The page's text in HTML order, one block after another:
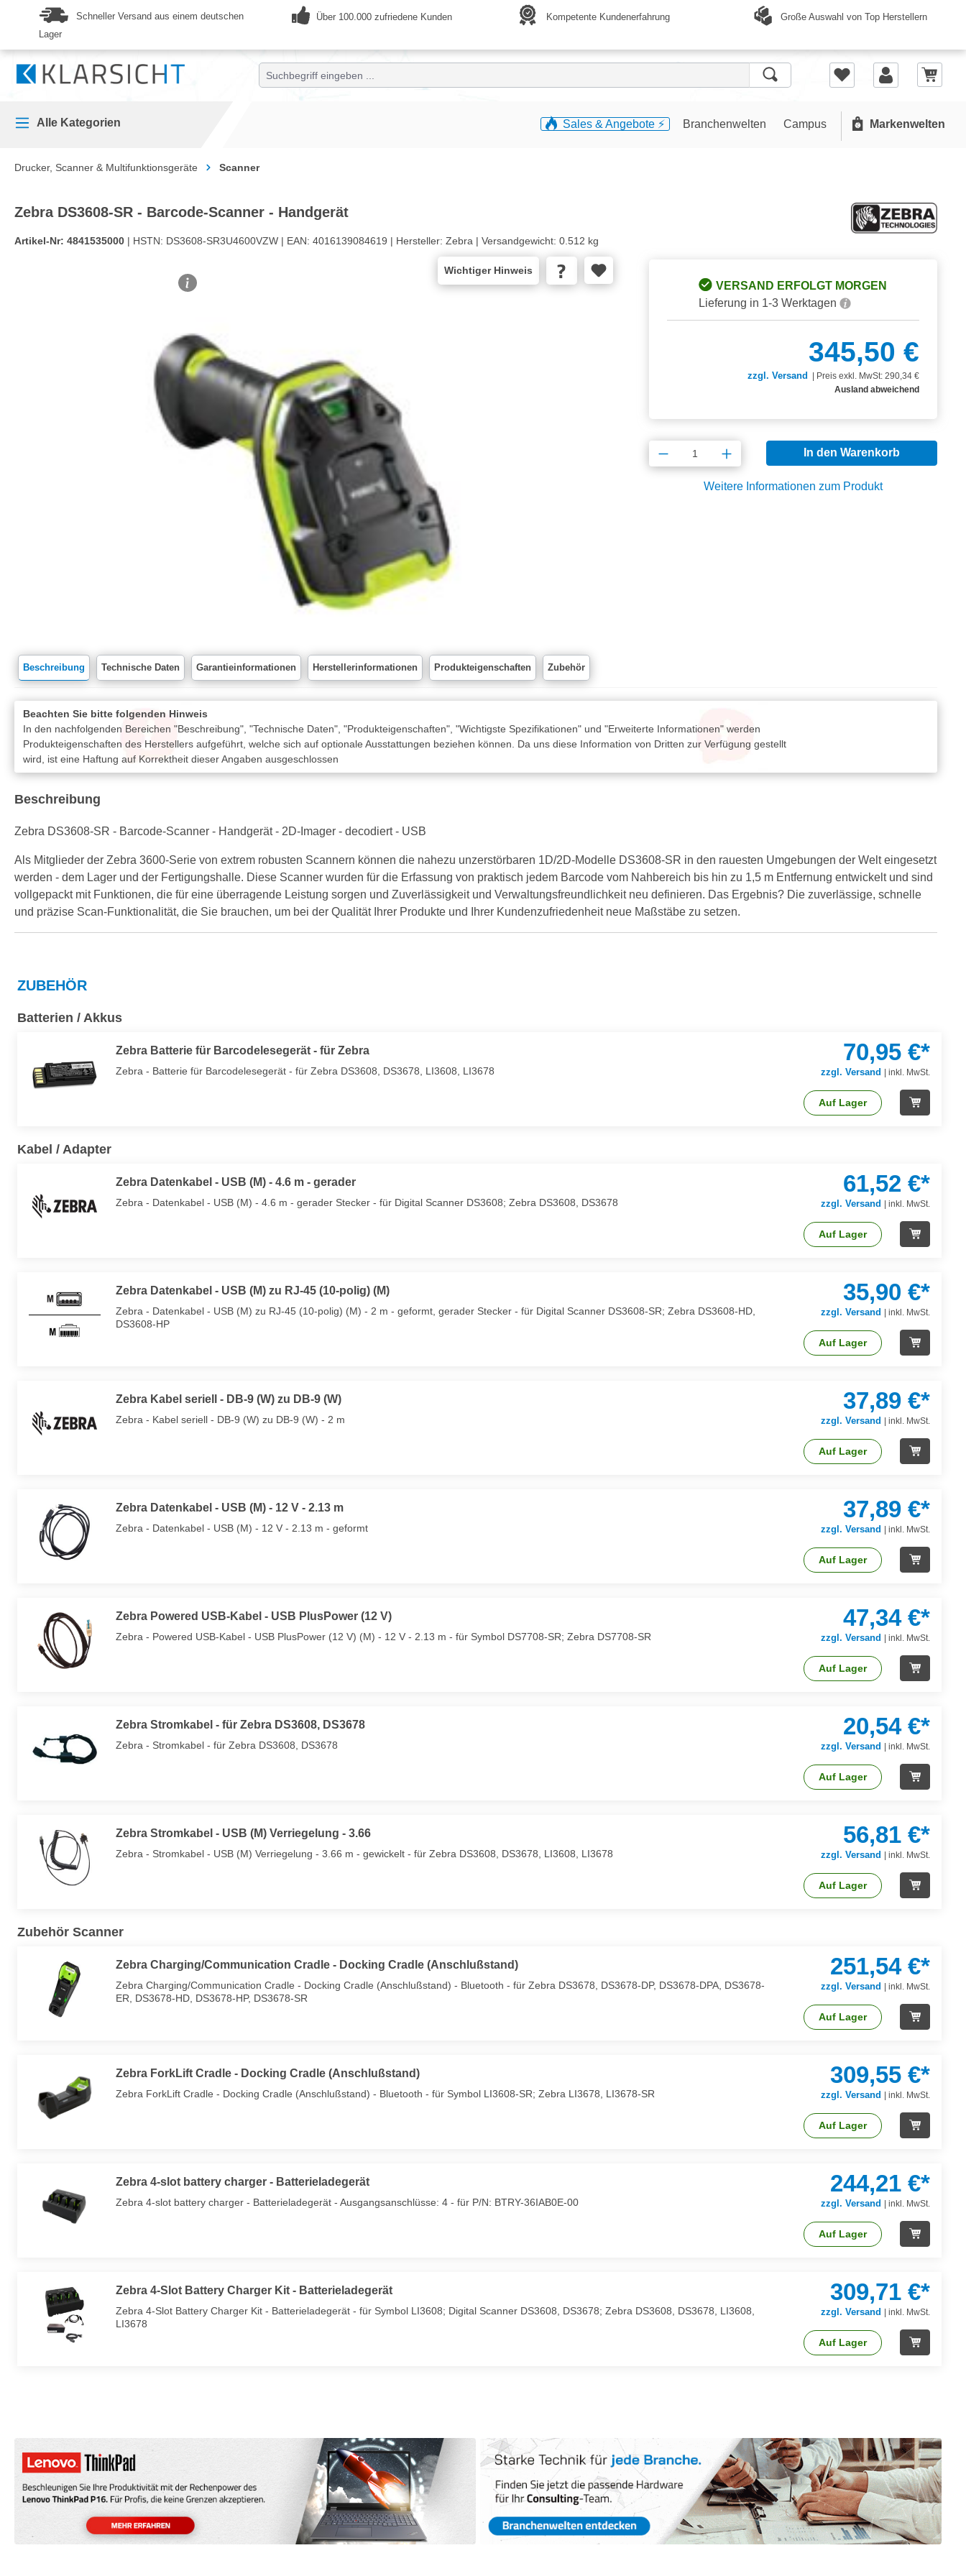
Zur Hauptnavigation springen
Schneller Versand aus einem deutschen
Lager
Über 100.000 zufriedene Kunden Kompetente Kundenerfahrung Große Auswahl von Top Herstellern
Alle Kategorien Sales & Angebote ⚡️ Branchenwelten Campus Markenwelten
Drucker, Scanner & Multifunktionsgeräte Scanner
Zebra DS3608-SR - Barcode-Scanner - Handgerät
Artikel-Nr: 4841535000 | HSTN: DS3608-SR3U4600VZW | EAN: 4016139084619 | Hersteller: Zebra | Versandgewicht: 0.512 kg
Wichtiger Hinweis
VERSAND ERFOLGT MORGEN
Lieferung in 1-3 Werktagen
345,50 €
zzgl. Versand | Preis exkl. MwSt: 290,34 €
Ausland abweichend
Produkt Anzahl: Gib den gewünschten
In den Warenkorb
Weitere Informationen zum Produkt
Beschreibung Technische Daten Garantieinformationen Herstellerinformationen Produkteigenschaften Zubehör
Beachten Sie bitte folgenden Hinweis
In den nachfolgenden Bereichen "Beschreibung", "Technische Daten", "Produkteigenschaften", "Wichtigste Spezifikationen" und "Erweiterte Informationen" werden
Produkteigenschaften des Herstellers aufgeführt, welche sich auf optionale Ausstattungen beziehen können. Da uns diese Information von Dritten zur Verfügung gestellt
wird, ist eine Haftung auf Korrektheit dieser Angaben ausgeschlossen
Beschreibung
Zebra DS3608-SR - Barcode-Scanner - Handgerät - 2D-Imager - decodiert - USB
Als Mitglieder der Zebra 3600-Serie von extrem robusten Scannern können die nahezu unzerstörbaren 1D/2D-Modelle DS3608-SR in den rauesten Umgebungen der Welt eingesetzt
werden - dem Lager und der Fertigungshalle. Diese Scanner wurden für die Erfassung von praktisch jedem Barcode vom Nahbereich bis hin zu 1,5 m Entfernung entwickelt und sind
vollgepackt mit Funktionen, die für eine überragende Leistung sorgen und Zuverlässigkeit und Verwaltungsfreundlichkeit neu definieren. Das Ergebnis? Die zuverlässige, schnelle
und präzise Scan-Funktionalität, die Sie brauchen, um bei der Qualität Ihrer Produkte und Ihrer Kundenzufriedenheit neue Maßstäbe zu setzen.
ZUBEHÖR
Batterien / Akkus
Zebra Batterie für Barcodelesegerät - für Zebra
Zebra - Batterie für Barcodelesegerät - für Zebra DS3608, DS3678, LI3608, LI3678
70,95 €*
zzgl. Versand |inkl. MwSt.
Auf Lager
Kabel / Adapter
Zebra Datenkabel - USB (M) - 4.6 m - gerader
Zebra - Datenkabel - USB (M) - 4.6 m - gerader Stecker - für Digital Scanner DS3608; Zebra DS3608, DS3678
61,52 €*
zzgl. Versand |inkl. MwSt.
Auf Lager
Zebra Datenkabel - USB (M) zu RJ-45 (10-polig) (M)
Zebra - Datenkabel - USB (M) zu RJ-45 (10-polig) (M) - 2 m - geformt, gerader Stecker - für Digital Scanner DS3608-SR; Zebra DS3608-HD,
DS3608-HP
35,90 €*
zzgl. Versand |inkl. MwSt.
Auf Lager
Zebra Kabel seriell - DB-9 (W) zu DB-9 (W)
Zebra - Kabel seriell - DB-9 (W) zu DB-9 (W) - 2 m
37,89 €*
zzgl. Versand |inkl. MwSt.
Auf Lager
Zebra Datenkabel - USB (M) - 12 V - 2.13 m
Zebra - Datenkabel - USB (M) - 12 V - 2.13 m - geformt
37,89 €*
zzgl. Versand |inkl. MwSt.
Auf Lager
Zebra Powered USB-Kabel - USB PlusPower (12 V)
Zebra - Powered USB-Kabel - USB PlusPower (12 V) (M) - 12 V - 2.13 m - für Symbol DS7708-SR; Zebra DS7708-SR
47,34 €*
zzgl. Versand |inkl. MwSt.
Auf Lager
Zebra Stromkabel - für Zebra DS3608, DS3678
Zebra - Stromkabel - für Zebra DS3608, DS3678
20,54 €*
zzgl. Versand |inkl. MwSt.
Auf Lager
Zebra Stromkabel - USB (M) Verriegelung - 3.66
Zebra - Stromkabel - USB (M) Verriegelung - 3.66 m - gewickelt - für Zebra DS3608, DS3678, LI3608, LI3678
56,81 €*
zzgl. Versand |inkl. MwSt.
Auf Lager
Zubehör Scanner
Zebra Charging/Communication Cradle - Docking Cradle (Anschlußstand)
Zebra Charging/Communication Cradle - Docking Cradle (Anschlußstand) - Bluetooth - für Zebra DS3678, DS3678-DP, DS3678-DPA, DS3678-
ER, DS3678-HD, DS3678-HP, DS3678-SR
251,54 €*
zzgl. Versand |inkl. MwSt.
Auf Lager
Zebra ForkLift Cradle - Docking Cradle (Anschlußstand)
Zebra ForkLift Cradle - Docking Cradle (Anschlußstand) - Bluetooth - für Symbol LI3608-SR; Zebra LI3678, LI3678-SR
309,55 €*
zzgl. Versand |inkl. MwSt.
Auf Lager
Zebra 4-slot battery charger - Batterieladegerät
Zebra 4-slot battery charger - Batterieladegerät - Ausgangsanschlüsse: 4 - für P/N: BTRY-36IAB0E-00
244,21 €*
zzgl. Versand |inkl. MwSt.
Auf Lager
Zebra 4-Slot Battery Charger Kit - Batterieladegerät
Zebra 4-Slot Battery Charger Kit - Batterieladegerät - für Symbol LI3608; Digital Scanner DS3608, DS3678; Zebra DS3608, DS3678, LI3608,
LI3678
309,71 €*
zzgl. Versand |inkl. MwSt.
Auf Lager